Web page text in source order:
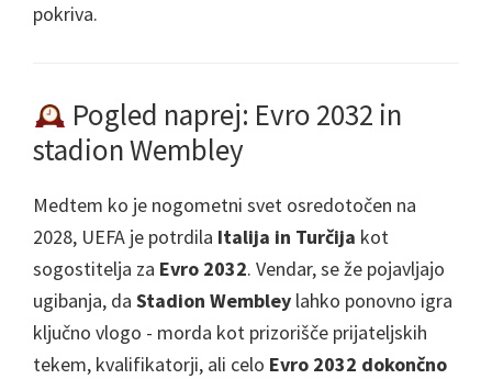
pokriva.
Pogled naprej: Evro 2032 in
stadion Wembley
Medtem ko je nogometni svet osredotočen na
2028, UEFA je potrdila Italija in Turčija kot
sogostitelja za Evro 2032. Vendar, se že pojavljajo
ugibanja, da Stadion Wembley lahko ponovno igra
ključno vlogo - morda kot prizorišče prijateljskih
tekem, kvalifikatorji, ali celo Evro 2032 dokončno